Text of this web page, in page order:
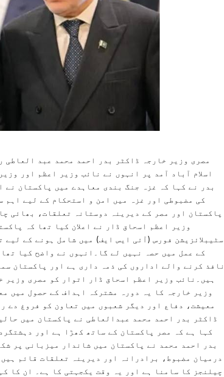
مصری وزیر خارجہ ڈاکٹر بدر احمد محمد عبد
اسلام آباد آمد پر انہوں نے نائب وزیر اعظم اور
بدر نے کہا کہ غزہ جنگ بندی معاہدے میں پاکستان
کی مضبوطی اور غزہ میں امن و استحکام کے لیے اہم
پاکستان اور مصر کے دیرینہ دوستانہ تعلقات، بھائی
وزیر اعظم اسحاق ڈار نے اعلان کیا تھا کہ
سٹیبلائزیشن فورس (آئی ایس ایف) میں شامل ہونے کے
کے عمل میں حصہ نہیں لے گا۔انہوں نے واضح کیا
نافذ کرنے والے اداروں کی ذمہ داری ہے اور پاکستان
ہیں۔نائب وزیر اعظم اسحاق ڈار اتوار کو مصری
وزیر خارجہ کا یہ دورہ مشترکہ اہداف کے حصول میں
معیشت، دفاع اور دیگر شعبوں میں تعاون کو فروغ دے
ڈاکٹر بدر احمد محمد عبدالعاطی نے پاکستان میں
کہا ہے کہ مصر پاکستان کے ساتھ کھڑا ہے اور
بدر احمد محمد نے پاکستان میں شاندار میزبانی پر
درمیان مضبوط، برادرانہ اور دیرینہ تعلقات قائم
چیلنجز کا سامنا ہے اور یہ وقت یکجہتی کا ہے۔ ان کا